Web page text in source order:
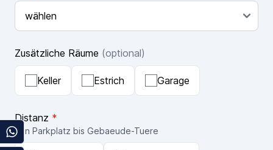
Zusätzliche Räume (optional)
Keller Estrich Garage
Distanz *
Von Parkplatz bis Gebaeude-Tuere